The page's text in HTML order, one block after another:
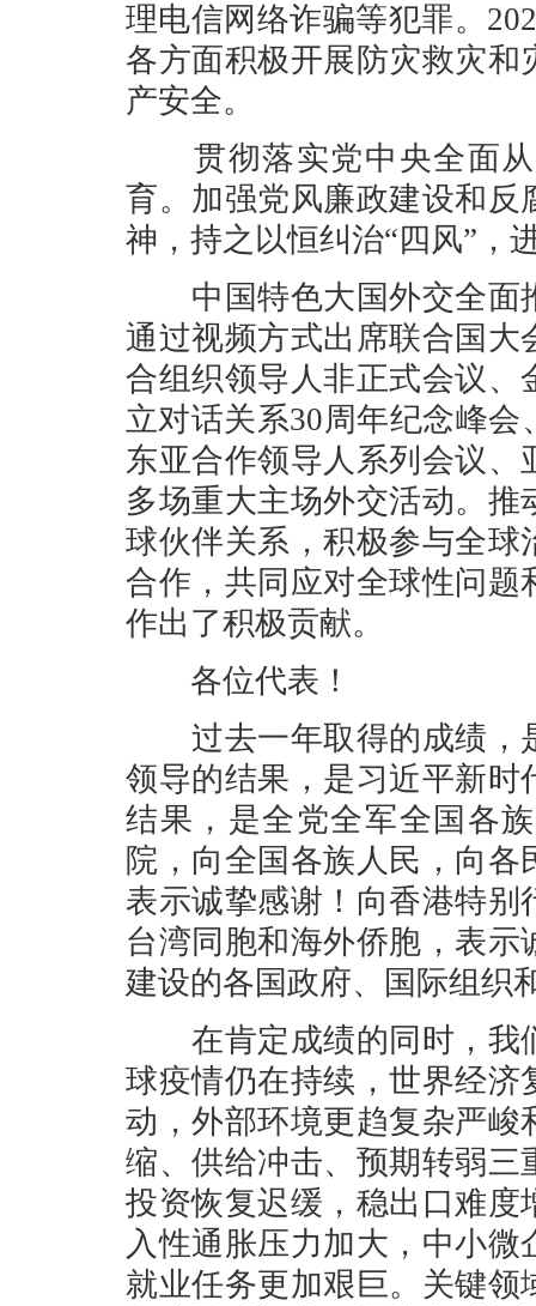
理电信网络诈骗等犯罪。
各方面积极开展防灾救灾
产安全。
贯彻落实党中央全面从
育。加强党风廉政建设和
神，持之以恒纠治“四风”，
中国特色大国外交全面
通过视频方式出席联合国
合组织领导人非正式会议
立对话关系30周年纪念峰
东亚合作领导人系列会议
多场重大主场外交活动。
球伙伴关系，积极参与全
合作，共同应对全球性问
作出了积极贡献。
各位代表！
过去一年取得的成绩，
领导的结果，是习近平新
结果，是全党全军全国各
院，向全国各族人民，向
表示诚挚感谢！向香港特
台湾同胞和海外侨胞，表
建设的各国政府、国际组织
在肯定成绩的同时，我
球疫情仍在持续，世界经
动，外部环境更趋复杂严
缩、供给冲击、预期转弱
投资恢复迟缓，稳出口难
入性通胀压力加大，中小
就业任务更加艰巨。关键